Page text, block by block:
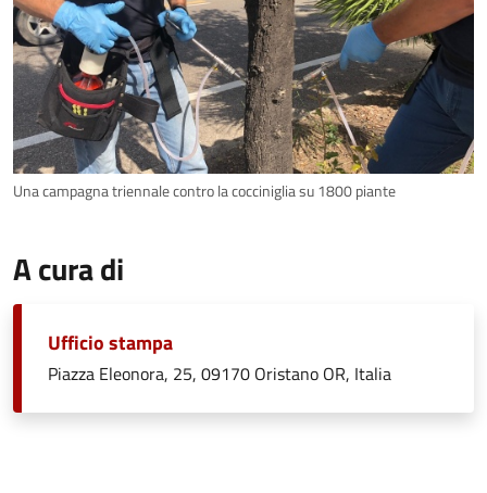
Una campagna triennale contro la cocciniglia su 1800 piante
A cura di
Ufficio stampa
Piazza Eleonora, 25, 09170 Oristano OR, Italia